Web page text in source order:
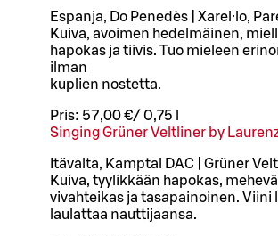
Espanja, Do Penedès | Xarel·lo,
Kuiva, avoimen hedelmäinen,
hapokas ja tiivis. Tuo mieleen
ilman
kuplien nostetta.
Pris: 57,00 €/ 0,75 l
Singing Grüner Veltliner by Laurenz
Itävalta, Kamptal DAC | Grüner
Kuiva, tyylikkään hapokas,
vivahteikas ja tasapainoinen. Viini
laulattaa nauttijaansa.